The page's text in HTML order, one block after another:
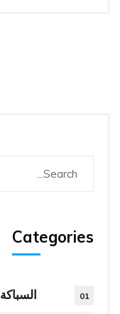
Categories
السباكة 01